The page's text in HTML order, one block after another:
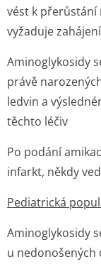
vést k přerůstání
vyžaduje
Aminoglykosidy
právě
ledvin a
těchto léčiv
Po podání
infarkt, někdy
Pediatrická
Aminoglykosidy
u